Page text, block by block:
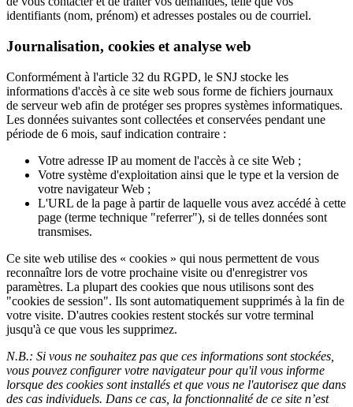
identifiants (nom, prénom) et adresses postales ou de courriel.
Journalisation, cookies et analyse web
Conformément à l'article 32 du RGPD, le SNJ stocke les
informations d'accès à ce site web sous forme de fichiers journaux
de serveur web afin de protéger ses propres systèmes informatiques.
Les données suivantes sont collectées et conservées pendant une
période de 6 mois, sauf indication contraire :
Votre adresse IP au moment de l'accès à ce site Web ;
Votre système d'exploitation ainsi que le type et la version de
votre navigateur Web ;
L'URL de la page à partir de laquelle vous avez accédé à cette
page (terme technique "referrer"), si de telles données sont
transmises.
Ce site web utilise des « cookies » qui nous permettent de vous
reconnaître lors de votre prochaine visite ou d'enregistrer vos
paramètres. La plupart des cookies que nous utilisons sont des
"cookies de session". Ils sont automatiquement supprimés à la fin de
votre visite. D'autres cookies restent stockés sur votre terminal
jusqu'à ce que vous les supprimez.
N.B.: Si vous ne souhaitez pas que ces informations sont stockées,
vous pouvez configurer votre navigateur pour qu'il vous informe
lorsque des cookies sont installés et que vous ne l'autorisez que dans
des cas individuels. Dans ce cas, la fonctionnalité de ce site n’est